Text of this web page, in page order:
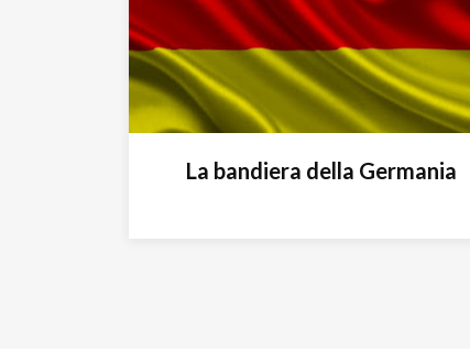
La bandiera della Germania